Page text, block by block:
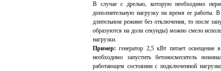
В случае с дрелью, которую необходимо
дополнительную нагрузку на время ее работы. В
длительном режиме без отключения, то после
образуются на доли секунды) можно смело
нагрузки.
Пример: генератор 2,5 кВт питает
необходимо запустить бетоносмеситель
работающем состоянии с подключенной